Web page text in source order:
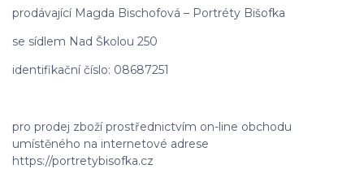
prodávající Magda Bischofová – Portréty Bišofka
se sídlem Nad Školou 250
identifikační číslo: 08687251
pro prodej zboží prostřednictvím on-line obchodu
umístěného na internetové adrese
https://portretybisofka.cz